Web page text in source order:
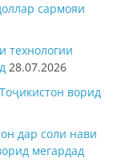
сармояи
технологии
28.07.2026
ворид
дар соли нави
мегардад